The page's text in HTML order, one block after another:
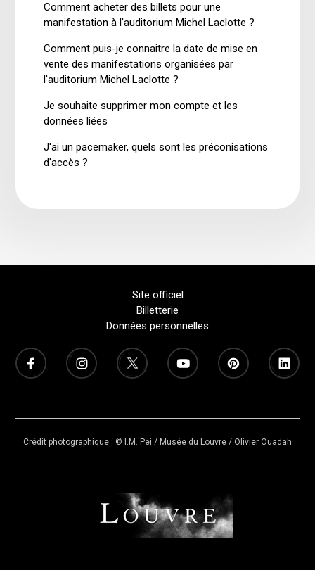
Comment acheter des billets pour une
manifestation à l'auditorium Michel Laclotte ?
Comment puis-je connaitre la date de mise en
vente des manifestations organisées par
l'auditorium Michel Laclotte ?
Je souhaite supprimer mon compte et les
données liées
J'ai un pacemaker, quels sont les préconisations
d'accès ?
Site officiel
Billetterie
Données personnelles
Crédit photographique : © I.M. Pei / Musée du Louvre / Olivier Ouadah